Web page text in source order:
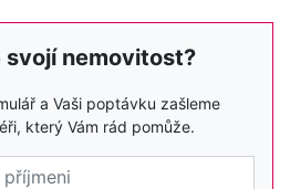
svojí nemovitost?
a Vaši poptávku zašleme
který Vám rád pomůže.